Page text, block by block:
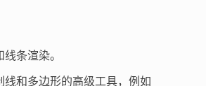
条渲染。
线和多边形的高级工具，例如